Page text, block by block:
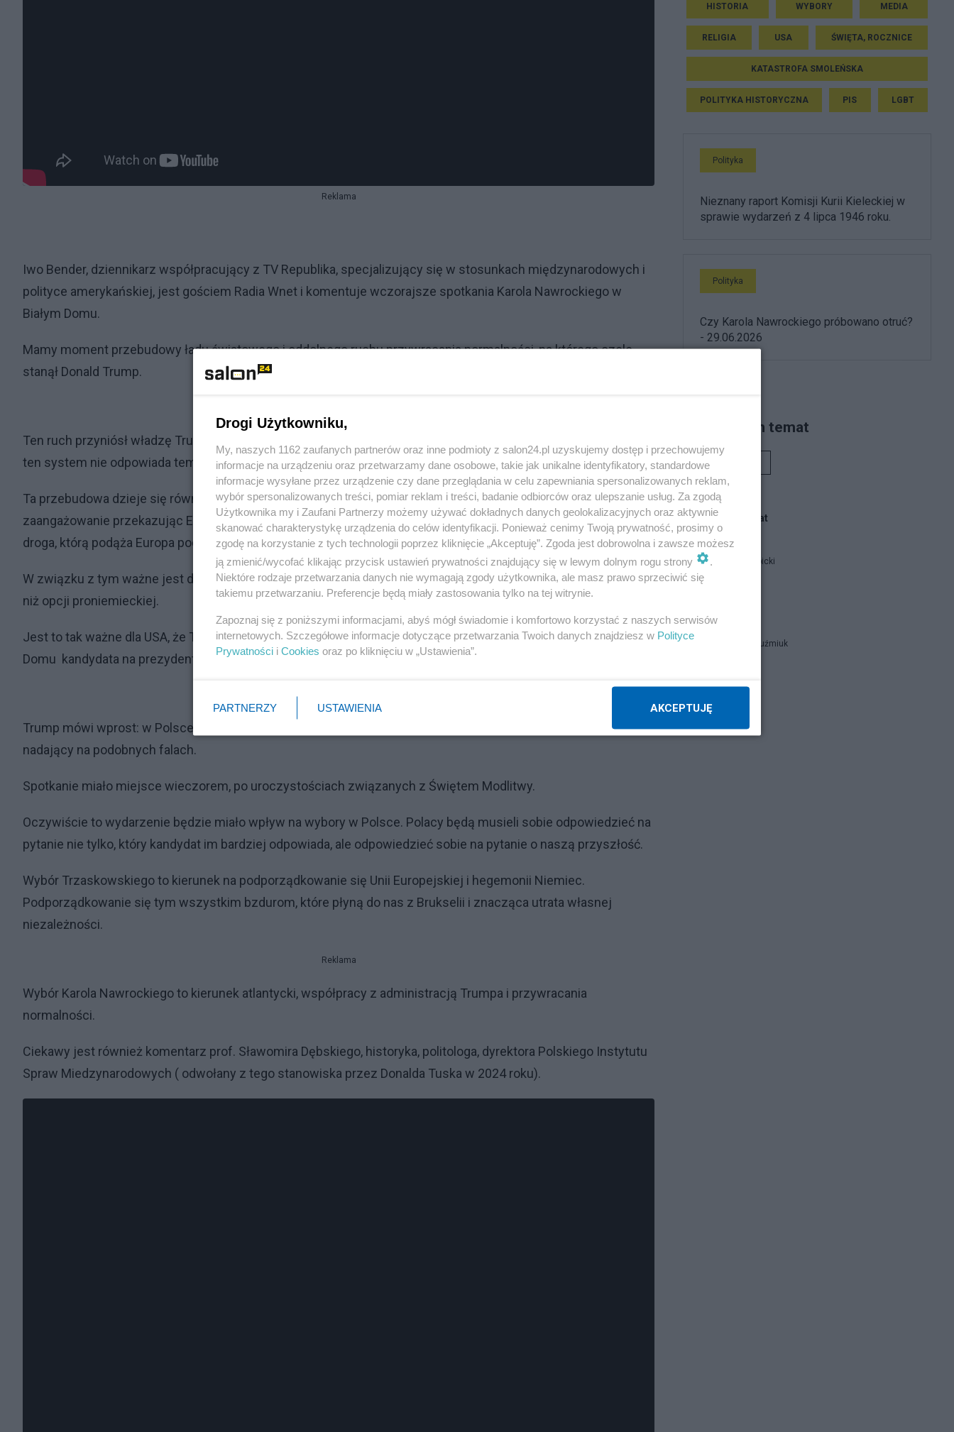
Reklama
Iwo Bender, dziennikarz współpracujący z TV Republika, specjalizujący się w stosunkach międzynarodowych i
polityce amerykańskiej, jest gościem Radia Wnet i komentuje wczorajsze spotkania Karola Nawrockiego w
Białym Domu.
Mamy moment przebudowy ładu światowego i oddolnego ruchu przywracania normalności, na którego czele
stanął Donald Trump.
Ten ruch przyniósł władzę Trumpowi, który postanowił przebudować system międzynarodowy, bo uważał, że
ten system nie odpowiada temu, czego zwykli ludzie pragną.
Ta przebudowa dzieje się również na froncie europejskim. USA z jednej strony chce częściowo wycofać swoje
zaangażowanie przekazując Europie dbałość o swoje bezpieczeństwo, ale z drugiej strony nie podoba im się
droga, którą podąża Europa pod hegemonią Niemiec.
W związku z tym ważne jest dla USA, aby w Polsce silniej wybrzmiał głos opcji atlantyckiej, proamerykańskiej
niż opcji proniemieckiej.
Jest to tak ważne dla USA, że Trump decyduje się na coś tak bezprecedensowego, jak zaproszenie do Białego
Domu kandydata na prezydenta.
Trump mówi wprost: w Polsce chciałbym współpracować z nim. W Polsce potrzebni są mu sojusznicy
nadający na podobnych falach.
Spotkanie miało miejsce wieczorem, po uroczystościach związanych z Świętem Modlitwy.
Oczywiście to wydarzenie będzie miało wpływ na wybory w Polsce. Polacy będą musieli sobie odpowiedzieć na
pytanie nie tylko, który kandydat im bardziej odpowiada, ale odpowiedzieć sobie na pytanie o naszą przyszłość.
Wybór Trzaskowskiego to kierunek na podporządkowanie się Unii Europejskiej i hegemonii Niemiec.
Podporządkowanie się tym wszystkim bzdurom, które płyną do nas z Brukselii i znacząca utrata własnej
niezależności.
Reklama
Wybór Karola Nawrockiego to kierunek atlantycki, współpracy z administracją Trumpa i przywracania
normalności.
Ciekawy jest również komentarz prof. Sławomira Dębskiego, historyka, politologa, dyrektora Polskiego Instytutu
Spraw Miedzynarodowych ( odwołany z tego stanowiska przez Donalda Tuska w 2024 roku).
HISTORIA WYBORY MEDIA
RELIGIA USA ŚWIĘTA, ROCZNICE
KATASTROFA SMOLEŃSKA
POLITYKA HISTORYCZNA PIS LGBT
Polityka
Nieznany raport Komisji Kurii Kieleckiej w
sprawie wydarzeń z 4 lipca 1946 roku.
Polityka
Czy Karola Nawrockiego próbowano otruć?
- 29.06.2026
Piszą na ten temat
Blogi na ten temat
Jan Filip Libicki
Zbigniew Kuźmiuk
Napisz notkę
Drogi Użytkowniku,
My, naszych 1162 zaufanych partnerów oraz inne podmioty z salon24.pl uzyskujemy dostęp i przechowujemy
informacje na urządzeniu oraz przetwarzamy dane osobowe, takie jak unikalne identyfikatory, standardowe
informacje wysyłane przez urządzenie czy dane przeglądania w celu zapewniania spersonalizowanych reklam,
wybór spersonalizowanych treści, pomiar reklam i treści, badanie odbiorców oraz ulepszanie usług. Za zgodą
Użytkownika my i Zaufani Partnerzy możemy używać dokładnych danych geolokalizacyjnych oraz aktywnie
skanować charakterystykę urządzenia do celów identyfikacji. Ponieważ cenimy Twoją prywatność, prosimy o
zgodę na korzystanie z tych technologii poprzez kliknięcie „Akceptuję”. Zgoda jest dobrowolna i zawsze możesz
ją zmienić/wycofać klikając przycisk ustawień prywatności znajdujący się w lewym dolnym rogu strony
.
Niektóre rodzaje przetwarzania danych nie wymagają zgody użytkownika, ale masz prawo sprzeciwić się
takiemu przetwarzaniu. Preferencje będą miały zastosowania tylko na tej witrynie.
Zapoznaj się z poniższymi informacjami, abyś mógł świadomie i komfortowo korzystać z naszych serwisów
internetowych. Szczegółowe informacje dotyczące przetwarzania Twoich danych znajdziesz w Polityce
Prywatności i Cookies oraz po kliknięciu w „Ustawienia”.
PARTNERZY USTAWIENIA AKCEPTUJĘ